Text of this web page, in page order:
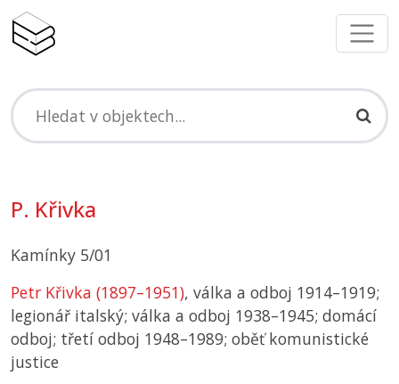
P. Křivka
Kamínky 5/01
Petr Křivka (1897–1951), válka a odboj 1914–1919;
legionář italský; válka a odboj 1938–1945; domácí
odboj; třetí odboj 1948–1989; oběť komunistické
justice